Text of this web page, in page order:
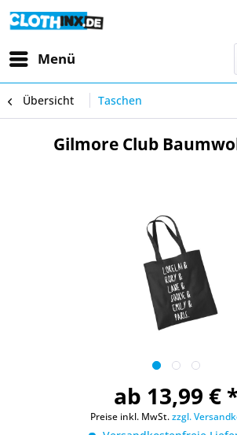
Menü
Übersicht Taschen
Gilmore Club
ab 13,99 €
Preise inkl. MwSt.zzgl.